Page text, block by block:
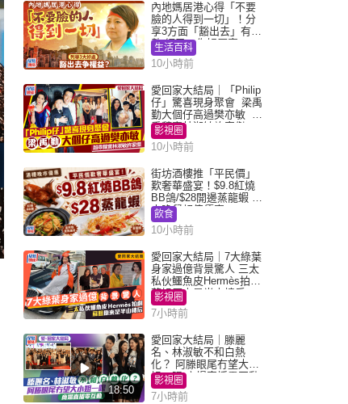
內地媽居港心得「不要
臉的人得到一切」！分
享3方面「豁出去」有著
數 網民：你好厲害
生活百科
10小時前
愛回家大結局｜「Philip
仔」驚喜現身聚會 梁禹
勤大個仔高過樊亦敏 超
乖黐實林淑敏許家傑
影視圈
10小時前
街坊酒樓推「平民價」
歎奢華盛宴！$9.8紅燒
BB鴿/$28開邊蒸龍蝦 3
大晚餐超值優惠
飲食
10小時前
愛回家大結局｜7大綠葉
身家過億背景驚人 三太
私伙鱷魚皮Hermès拍劇
蘇姐原來是半山樓后
影視圈
7小時前
18:50
愛回家大結局｜滕麗
名、林淑敏不和白熱
化？ 阿滕眼尾冇望大小
姐一眼 商場直播零互動
影視圈
7小時前